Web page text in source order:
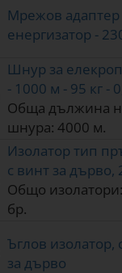
Мрежов адаптер
енергизатор -
Шнур за
- 1000 м - 95 кг -
Обща дължина
шнура: 4000 м.
Изолатор тип
с винт за дърво,
Общо
бр.
Ъглов изолатор,
за дърво